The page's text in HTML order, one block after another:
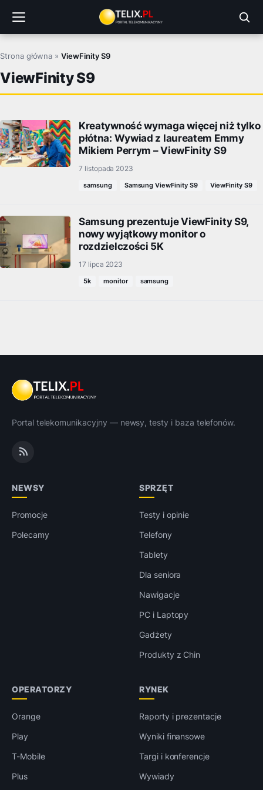
treści
Strona główna »ViewFinity S9
ViewFinity S9
Kreatywność wymaga więcej niż tylko
płótna: Wywiad z laureatem Emmy
Mikiem Perrym – ViewFinity S9
7 listopada 2023
samsung Samsung ViewFinity S9 ViewFinity S9
Samsung prezentuje ViewFinity S9,
nowy wyjątkowy monitor o
rozdzielczości 5K
17 lipca 2023
5k monitor samsung
Portal telekomunikacyjny — newsy, testy i baza telefonów.
NEWSY
Promocje
Polecamy
SPRZĘT
Testy i opinie
Telefony
Tablety
Dla seniora
Nawigacje
PC i Laptopy
Gadżety
Produkty z Chin
OPERATORZY
Orange
Play
T-Mobile
Plus
RYNEK
Raporty i prezentacje
Wyniki finansowe
Targi i konferencje
Wywiady